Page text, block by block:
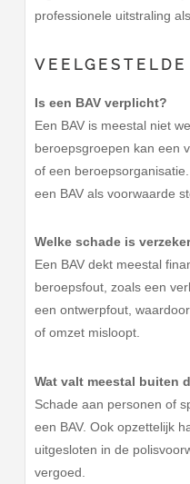
professionele uitstraling
VEELGESTELDE
Is een BAV verplicht?
Een BAV is meestal niet
beroepsgroepen kan een
of een
een BAV als voorwaarde
Welke schade is
Een BAV dekt meestal
beroepsfout, zoals een
een ontwerpfout,
of omzet misloopt.
Wat valt meestal buiten
Schade aan personen of
een BAV. Ook opzettelijk
uitgesloten in de
vergoed.